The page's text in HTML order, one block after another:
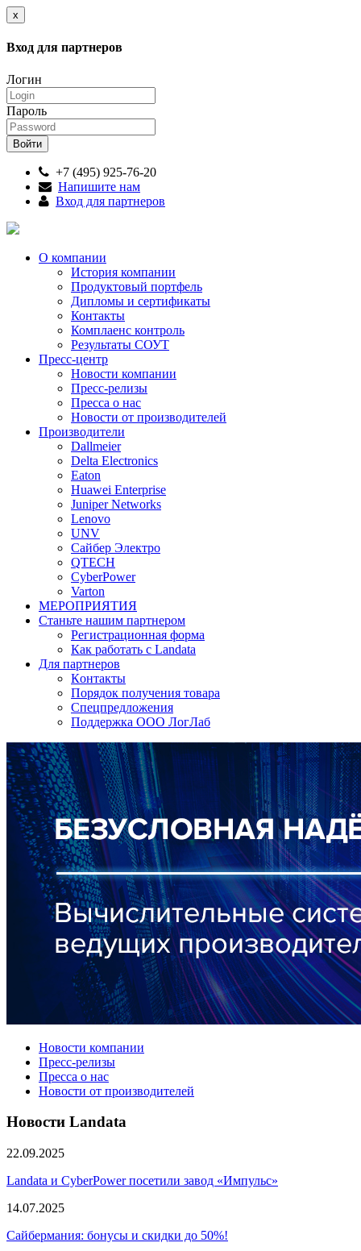
x
Вход для партнеров
Логин
Пароль
+7 (495) 925-76-20
Напишите нам
Вход для партнеров
О компании
История компании
Продуктовый портфель
Дипломы и сертификаты
Контакты
Комплаенс контроль
Результаты СОУТ
Пресс-центр
Новости компании
Пресс-релизы
Пресса о нас
Новости от производителей
Производители
Dallmeier
Delta Electronics
Eaton
Huawei Enterprise
Juniper Networks
Lenovo
UNV
Сайбер Электро
QTECH
CyberPower
Varton
МЕРОПРИЯТИЯ
Станьте нашим партнером
Регистрационная форма
Как работать с Landata
Для партнеров
Кoнтaкты
Порядок получения товара
Спецпредложения
Поддержка ООО ЛогЛаб
Новости компании
Пресс-релизы
Пресса о нас
Новости от производителей
Новости Landata
22.09.2025
Landata и CyberPower посетили завод «Импульс»
14.07.2025
Сайбермания: бонусы и скидки до 50%!